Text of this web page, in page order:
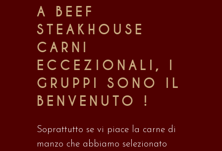
A BEEF
STEAKHOUSE
CARNI
ECCEZIONALI, I
GRUPPI SONO IL
BENVENUTO
!
Soprattutto se vi piace la carne di
manzo che abbiamo selezionato